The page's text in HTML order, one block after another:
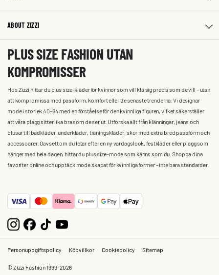
ABOUT ZIZZI
PLUS SIZE FASHION UTAN
KOMPROMISSER
Hos Zizzi hittar du plus size-kläder för kvinnor som vill klä sig precis som de vill – utan
att kompromissa med passform, komfort eller de senaste trenderna. Vi designar
mode i storlek 40-64 med en förståelse för den kvinnliga figuren, vilket säkerställer
att våra plagg sitter lika bra som de ser ut. Utforska allt från klänningar, jeans och
blusar till badkläder, underkläder, träningskläder, skor med extra bred passform och
accessoarer. Oavsett om du letar efter en ny vardagslook, festkläder eller plagg som
hänger med hela dagen, hittar du plus size-mode som känns som du. Shoppa dina
favoriter online och upptäck mode skapat för kvinnliga former – inte bara standarder.
Personuppgiftspolicy Köpvillkor Cookiepolicy Sitemap
© Zizzi Fashion 1999-2026